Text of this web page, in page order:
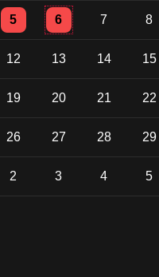
5
Einzelne Veranstaltung
6
Einzelne Veranstaltung
7 8
12 13 14 15
19 20 21 22
26 27 28 29
2 3 4 5